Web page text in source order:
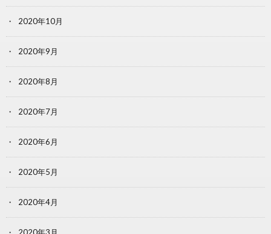
2020年10月
2020年9月
2020年8月
2020年7月
2020年6月
2020年5月
2020年4月